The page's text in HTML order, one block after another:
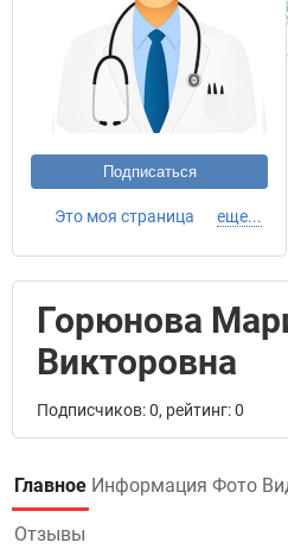
Подписаться
Это моя страница еще...
Горюнова
Викторовна
Подписчиков: 0, рейтинг: 0
Главное Информация Фото
Отзывы